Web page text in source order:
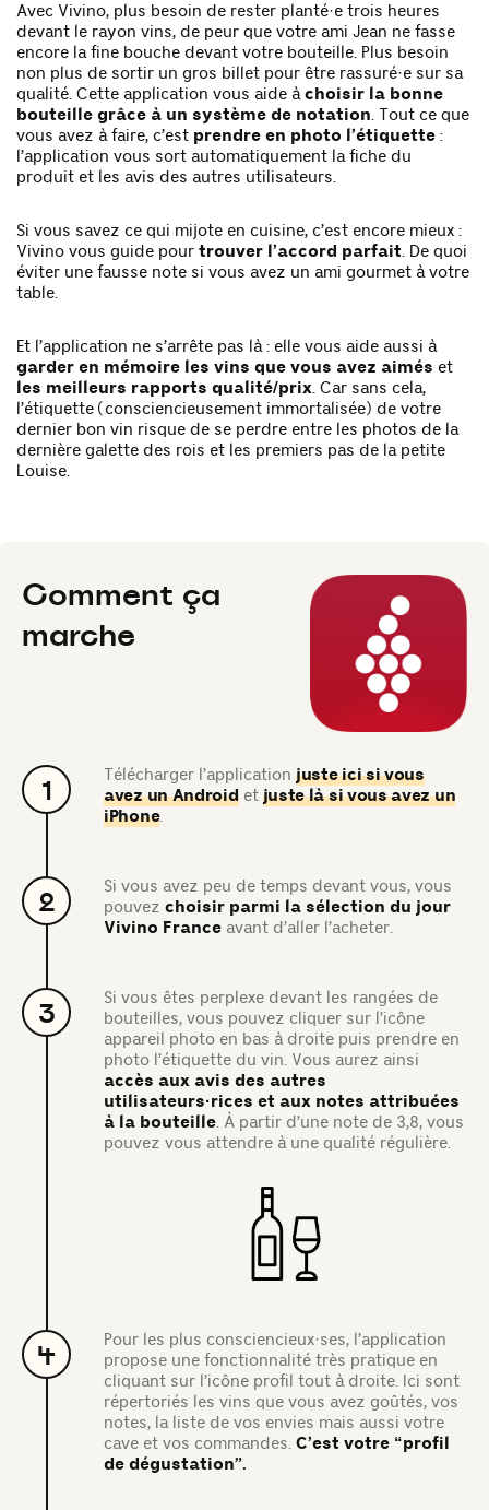
Avec Vivino, plus besoin de rester planté·e trois heures
devant le rayon vins, de peur que votre ami Jean ne fasse
encore la fine bouche devant votre bouteille. Plus besoin
non plus de sortir un gros billet pour être rassuré·e sur sa
qualité. Cette application vous aide àchoisir la bonne
bouteille grâce à un système de notation. Tout ce que
vous avez à faire, c’est prendre en photo l’étiquette :
l’application vous sort automatiquement la fiche du
produit et les avis des autres utilisateurs.
Si vous savez ce qui mijote en cuisine, c’est encore mieux :
Vivino vous guide pour trouver l’accord parfait. De quoi
éviter une fausse note si vous avez un ami gourmet à votre
table.
Et l’application ne s’arrête pas là : elle vous aide aussi à
garder en mémoire les vins que vous avez aimés et
les meilleurs rapports qualité/prix. Car sans cela,
l’étiquette (consciencieusement immortalisée) de votre
dernier bon vin risque de se perdre entre les photos de la
dernière galette des rois et les premiers pas de la petite
Louise.
Comment ça
marche
1 Télécharger l’application juste ici si vous
avez un Androidet juste là si vous avez un
iPhone.
2
Si vous avez peu de temps devant vous, vous
pouvez choisir parmi la sélection du jour
Vivino France avant d’aller l’acheter.
3
Si vous êtes perplexe devant les rangées de
bouteilles, vous pouvez cliquer sur l’icône
appareil photo en bas à droite puis prendre en
photo l’étiquette du vin. Vous aurez ainsi
accès aux avis des autres
utilisateurs·rices et aux notes attribuées
à la bouteille. À partir d’une note de 3,8, vous
pouvez vous attendre à une qualité régulière.
4
Pour les plus consciencieux·ses, l’application
propose une fonctionnalité très pratique en
cliquant sur l’icône profil tout à droite. Ici sont
répertoriés les vins que vous avez goûtés, vos
notes, la liste de vos envies mais aussi votre
cave et vos commandes. C’est votre “profil
de dégustation”.